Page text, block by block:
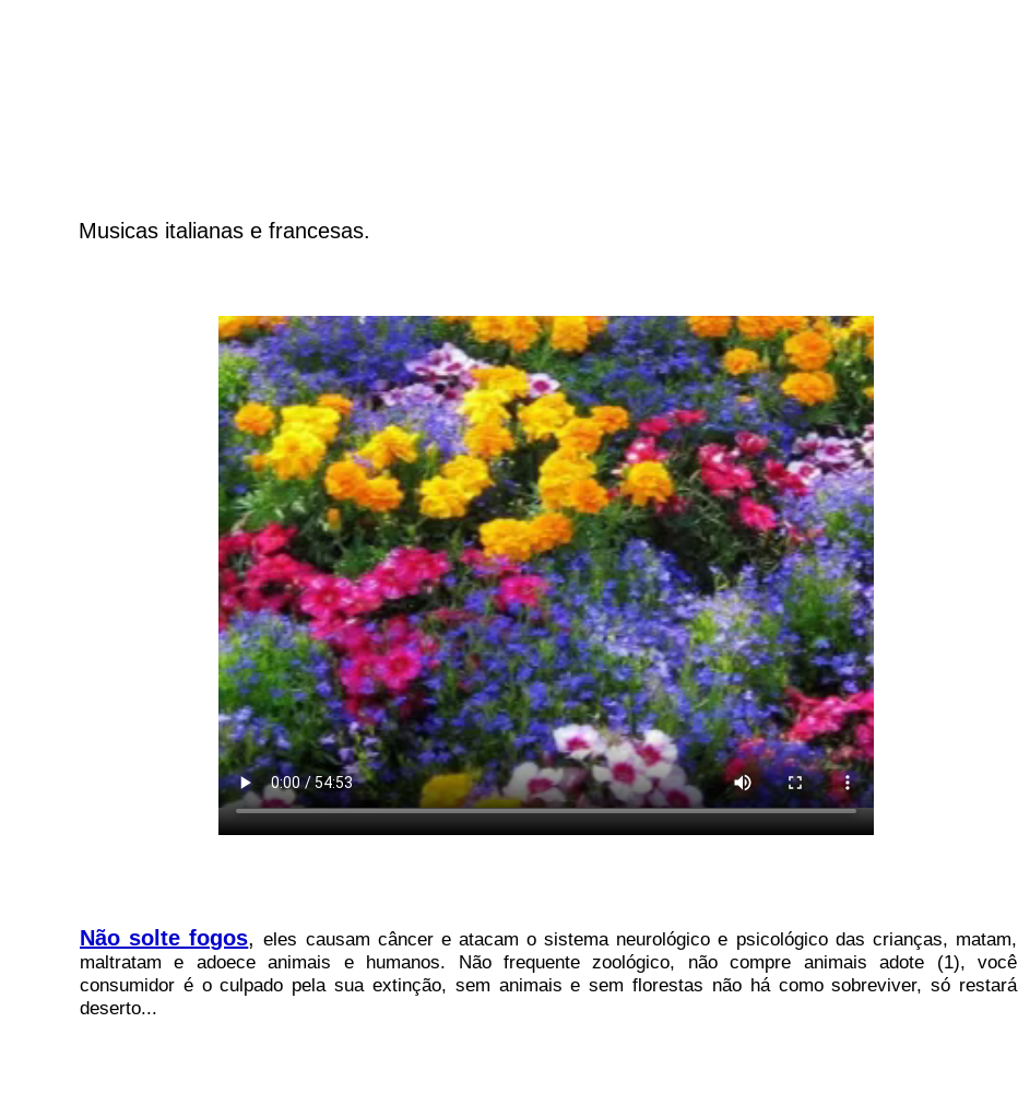
Musicas italianas e francesas.
Não solte fogos,eles causam câncer e atacam o sistema neurológico e psicológico das crianças, matam,
maltratam e adoece animais e humanos. Não frequente zoológico, não compre animais adote (1), você
consumidor é o culpado pela sua extinção, sem animais e sem florestas não há como sobreviver, só restará
deserto...